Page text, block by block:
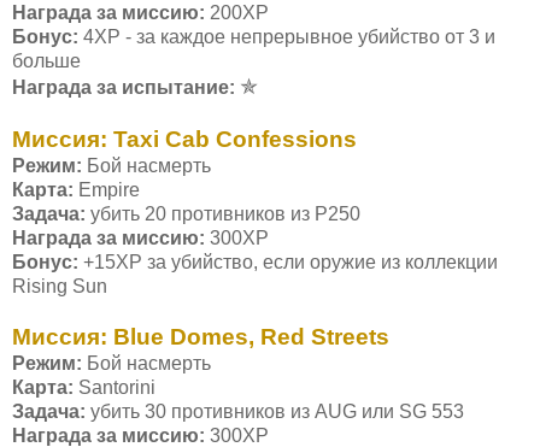
Награда за миссию: 200ХР
Бонус: 4ХР - за каждое непрерывное убийство от 3 и
больше
Награда за испытание: ✯
Миссия: Taxi Cab Confessions
Режим: Бой насмерть
Карта: Empire
Задача: убить 20 противников из P250
Награда за миссию: 300ХР
Бонус: +15ХР за убийство, если оружие из коллекции
Rising Sun
Миссия: Blue Domes, Red Streets
Режим: Бой насмерть
Карта: Santorini
Задача: убить 30 противников из AUG или SG 553
Награда за миссию: 300ХР